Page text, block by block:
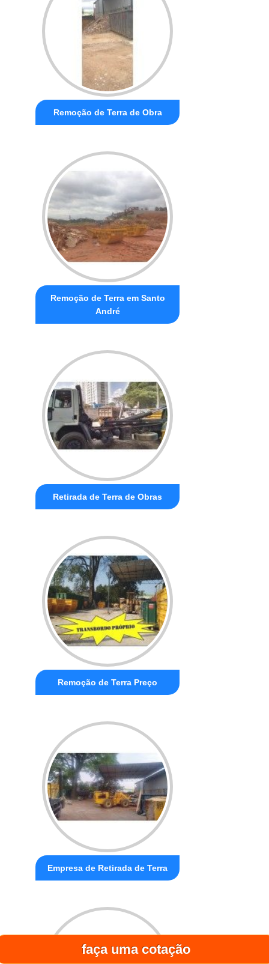
faça uma cotação
Remoção de Terra de Obra
Remoção de Terra em Santo
André
Retirada de Terra de Obras
Remoção de Terra Preço
Empresa de Retirada de Terra